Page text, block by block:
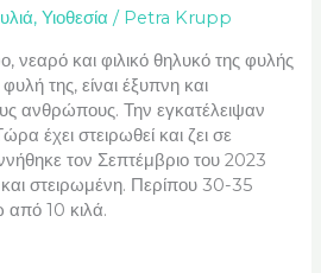
,Υιοθεσία / Petra Krupp
νεαρό και φιλικό θηλυκό της φυλής
της, είναι έξυπνη και
ανθρώπους. Την εγκατέλειψαν
έχει στειρωθεί και ζει σε
τον Σεπτέμβριο του 2023
στειρωμένη. Περίπου 30-35
από 10 κιλά.